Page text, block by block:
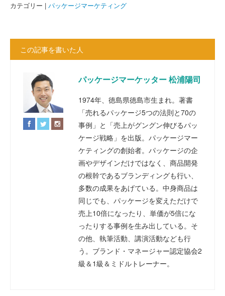
カテゴリー | パッケージマーケティング
この記事を書いた人
パッケージマーケッター 松浦陽司
1974年、徳島県徳島市生まれ。著書
「売れるパッケージ5つの法則と70の
事例」と「売上がグングン伸びるパッ
ケージ戦略」を出版。パッケージマー
ケティングの創始者。パッケージの企
画やデザインだけではなく、商品開発
の根幹であるブランディングも行い、
多数の成果をあげている。中身商品は
同じでも、パッケージを変えただけで
売上10倍になったり、単価が5倍にな
ったりする事例を生み出している。そ
の他、執筆活動、講演活動なども行
う。ブランド・マネージャー認定協会2
級＆1級＆ミドルトレーナー。